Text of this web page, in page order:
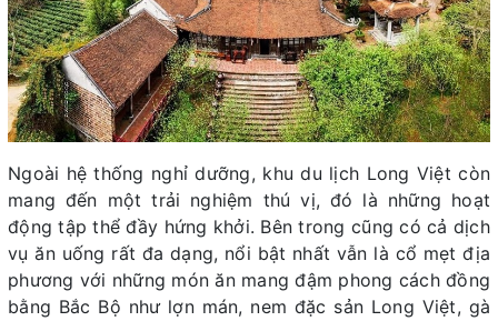
Ngoài hệ thống nghỉ dưỡng, khu du lịch Long Việt còn
mang đến một trải nghiệm thú vị, đó là những hoạt
động tập thể đầy hứng khởi. Bên trong cũng có cả dịch
vụ ăn uống rất đa dạng, nổi bật nhất vẫn là cổ mẹt địa
phương với những món ăn mang đậm phong cách đồng
bằng Bắc Bộ như lợn mán, nem đặc sản Long Việt, gà